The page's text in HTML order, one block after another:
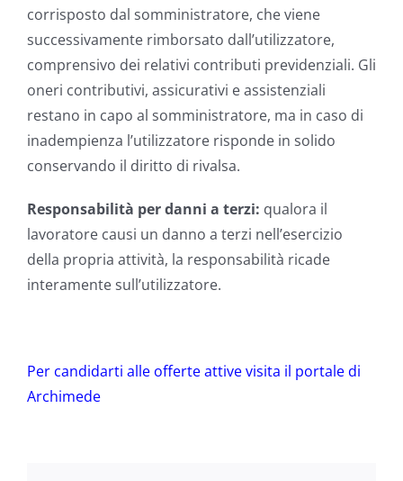
corrisposto dal somministratore, che viene
successivamente rimborsato dall’utilizzatore,
comprensivo dei relativi contributi previdenziali. Gli
oneri contributivi, assicurativi e assistenziali
restano in capo al somministratore, ma in caso di
inadempienza l’utilizzatore risponde in solido
conservando il diritto di rivalsa.
Responsabilità per danni a terzi: qualora il
lavoratore causi un danno a terzi nell’esercizio
della propria attività, la responsabilità ricade
interamente sull’utilizzatore.
Per candidarti alle offerte attive visita il portale di
Archimede